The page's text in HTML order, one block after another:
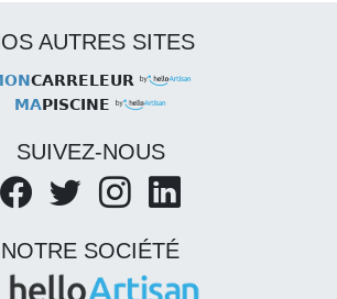
AUTRES SITES
CARRELEUR
MAPISCINE
SUIVEZ-NOUS
NOTRE SOCIÉTÉ